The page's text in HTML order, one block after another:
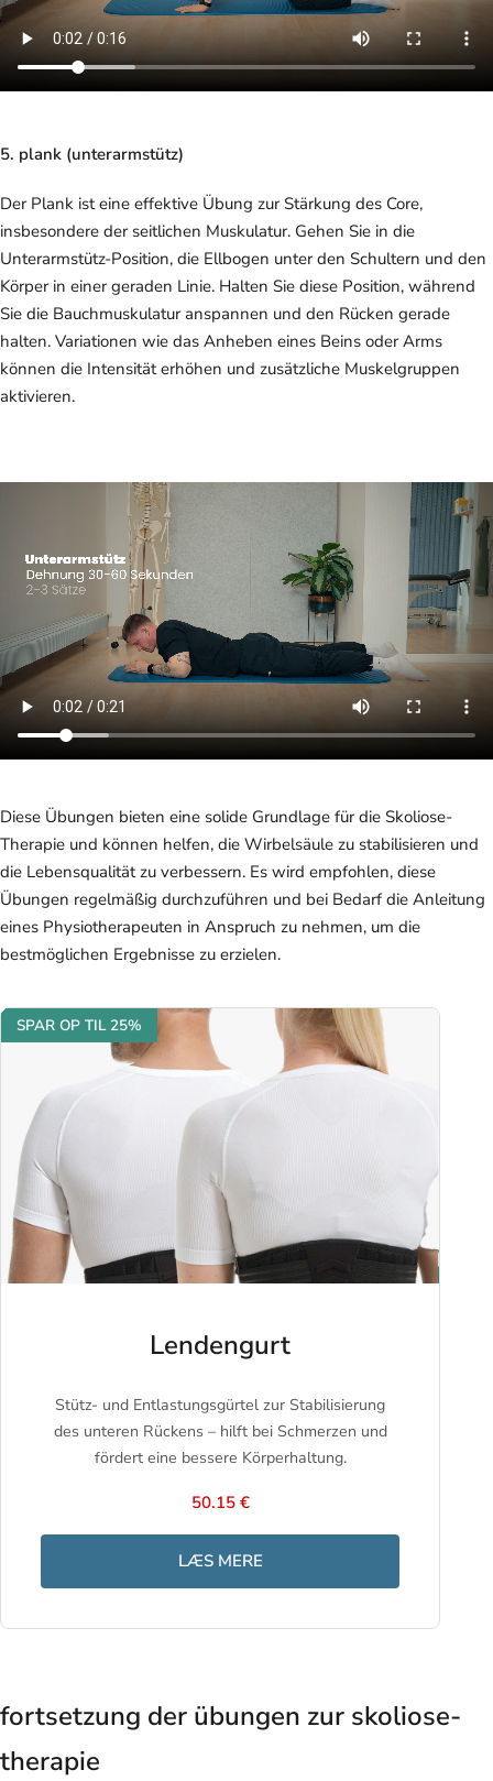
5. plank (unterarmstütz)
Der Plank ist eine effektive Übung zur Stärkung des Core,
insbesondere der seitlichen Muskulatur. Gehen Sie in die
Unterarmstütz-Position, die Ellbogen unter den Schultern und den
Körper in einer geraden Linie. Halten Sie diese Position, während
Sie die Bauchmuskulatur anspannen und den Rücken gerade
halten. Variationen wie das Anheben eines Beins oder Arms
können die Intensität erhöhen und zusätzliche Muskelgruppen
aktivieren.
Diese Übungen bieten eine solide Grundlage für die Skoliose-
Therapie und können helfen, die Wirbelsäule zu stabilisieren und
die Lebensqualität zu verbessern. Es wird empfohlen, diese
Übungen regelmäßig durchzuführen und bei Bedarf die Anleitung
eines Physiotherapeuten in Anspruch zu nehmen, um die
bestmöglichen Ergebnisse zu erzielen.
SPAR OP TIL 25%
Lendengurt
Stütz- und Entlastungsgürtel zur Stabilisierung
des unteren Rückens – hilft bei Schmerzen und
fördert eine bessere Körperhaltung.
50.15 €
LÆS MERE
fortsetzung der übungen zur skoliose-
therapie